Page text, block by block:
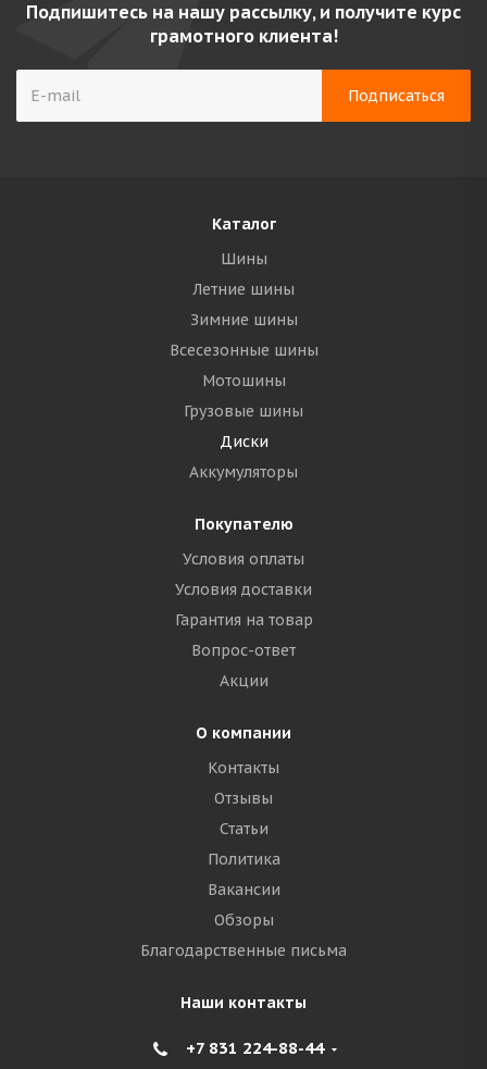
Подпишитесь на нашу рассылку, и получите курс
грамотного клиента!
Каталог
Шины
Летние шины
Зимние шины
Всесезонные шины
Мотошины
Грузовые шины
Диски
Аккумуляторы
Покупателю
Условия оплаты
Условия доставки
Гарантия на товар
Вопрос-ответ
Акции
О компании
Контакты
Отзывы
Статьи
Политика
Вакансии
Обзоры
Благодарственные письма
Наши контакты
+7 831 224-88-44